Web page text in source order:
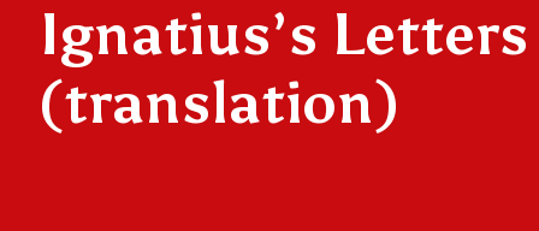
Ignatius’s Letters
(translation)